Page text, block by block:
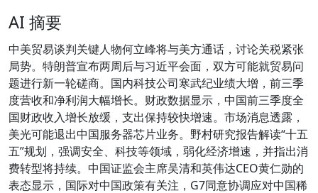
AI 摘要
中美贸易谈判关键人物何立峰将与美方通话，讨论关税紧张
局势。特朗普宣布两周后与习近平会面，双方可能就贸易问
题进行新一轮磋商。国内科技公司寒武纪业绩大增，前三季
度营收和净利润大幅增长。财政数据显示，中国前三季度全
国财政收入增长放缓，支出保持较快增速。市场消息透露，
美光可能退出中国服务器芯片业务。野村研究报告解读“十五
五”规划，强调安全、科技等领域，弱化经济增速，并指出消
费转型将持续。中国证监会主席吴清和英伟达CEO黄仁勋的
表态显示，国际对中国政策有关注，G7同意协调应对中国稀